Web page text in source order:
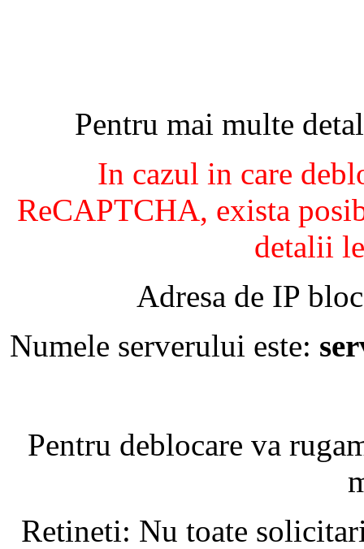
Pentru mai multe
In cazul in care
ReCAPTCHA, exista
detalii
Adresa de IP
Numele serverului este:
Pentru deblocare va
Retineti: Nu toate